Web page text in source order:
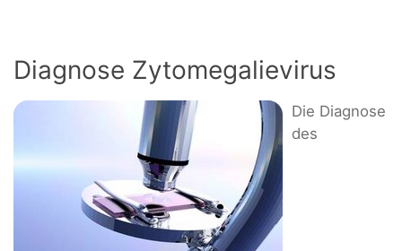
Diagnose Zytomegalievirus
Die Diagnose
des